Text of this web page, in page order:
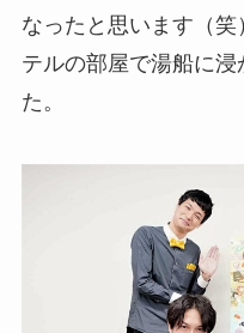
なったと思います（
テルの部屋で湯船に
た。